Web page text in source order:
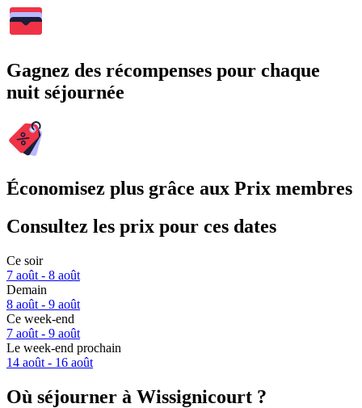
Gagnez des récompenses pour chaque
nuit séjournée
Économisez plus grâce aux Prix membres
Consultez les prix pour ces dates
Ce soir
7 août - 8 août
Demain
8 août - 9 août
Ce week-end
7 août - 9 août
Le week-end prochain
14 août - 16 août
Où séjourner à Wissignicourt ?